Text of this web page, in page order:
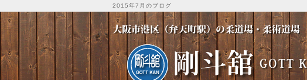
2015年7月のブログ